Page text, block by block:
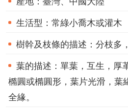
意
訊
安
全
生活型： 常綠小喬木或灌木
樹幹及枝條的描述： 分枝多
葉的描述： 單葉，互生，厚
橢圓或橢圓形，葉片光滑，葉
全緣。